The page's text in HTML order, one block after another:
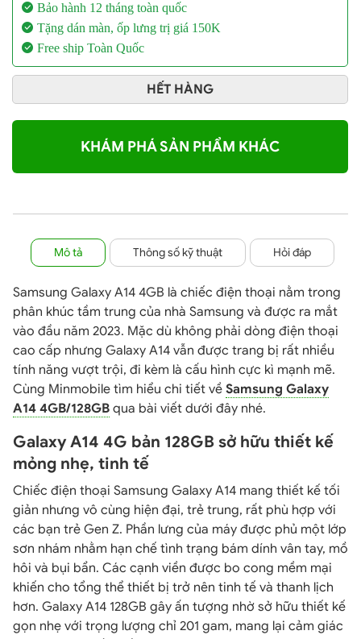
Bảo hành 12 tháng toàn quốc
Tặng dán màn, ốp lưng trị giá 150K
Free ship Toàn Quốc
HẾT HÀNG
KHÁM PHÁ SẢN PHẨM KHÁC
Mô tả Thông số kỹ thuật Hỏi đáp
Samsung Galaxy A14 4GB là chiếc điện thoại nằm trong
phân khúc tầm trung của nhà Samsung và được ra mắt
vào đầu năm 2023. Mặc dù không phải dòng điện thoại
cao cấp nhưng Galaxy A14 vẫn được trang bị rất nhiều
tính năng vượt trội, đi kèm là cấu hình cực kì mạnh mẽ.
Cùng Minmobile tìm hiểu chi tiết về Samsung Galaxy
A14 4GB/128GB qua bài viết dưới đây nhé.
Galaxy A14 4G bản 128GB sở hữu thiết kế
mỏng nhẹ, tinh tế
Chiếc điện thoại Samsung Galaxy A14 mang thiết kế tối
giản nhưng vô cùng hiện đại, trẻ trung, rất phù hợp với
các bạn trẻ Gen Z. Phần lưng của máy được phủ một lớp
sơn nhám nhằm hạn chế tình trạng bám dính vân tay, mồ
hôi và bụi bẩn. Các cạnh viền được bo cong mềm mại
khiến cho tổng thể thiết bị trở nên tinh tế và thanh lịch
hơn. Galaxy A14 128GB gây ấn tượng nhờ sở hữu thiết kế
gọn nhẹ với trọng lượng chỉ 201 gam, mang lại cảm giác